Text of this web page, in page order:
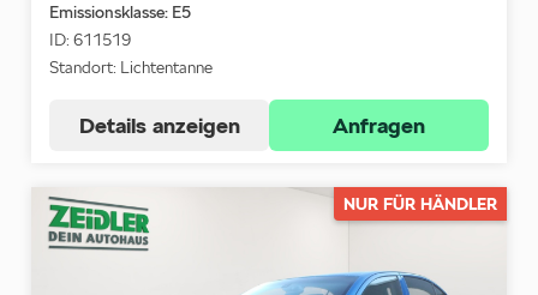
Emissionsklasse: E5
ID: 611519
Standort: Lichtentanne
Details anzeigen Anfragen
NUR FÜR HÄNDLER